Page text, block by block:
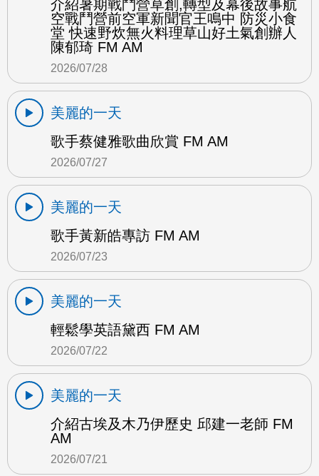
介紹暑期戰鬥營草創,轉型及幕後故事航
空戰鬥營前空軍新聞官王鳴中 防災小食
堂 快速野炊無火料理草山好土氣創辦人
陳郁琦 FM AM
2026/07/28
美麗的一天
歌手蔡健雅歌曲欣賞 FM AM
2026/07/27
美麗的一天
歌手黃新皓專訪 FM AM
2026/07/23
美麗的一天
輕鬆學英語黛西 FM AM
2026/07/22
美麗的一天
介紹古埃及木乃伊歷史 邱建一老師 FM
AM
2026/07/21